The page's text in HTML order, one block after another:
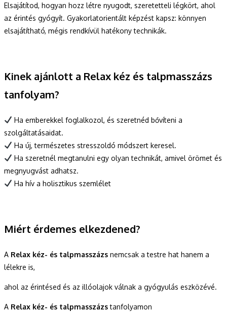
Elsajátítod, hogyan hozz létre nyugodt, szeretetteli légkört, ahol
az érintés gyógyít. Gyakorlatorientált képzést kapsz: könnyen
elsajátítható, mégis rendkívül hatékony technikák.
Kinek ajánlott a Relax kéz és talpmasszázs
tanfolyam?
Ha emberekkel foglalkozol, és szeretnéd bővíteni a
szolgáltatásaidat.
Ha új, természetes stresszoldó módszert keresel.
Ha szeretnél megtanulni egy olyan technikát, amivel örömet és
megnyugvást adhatsz.
Ha hív a holisztikus szemlélet
Miért érdemes elkezdened?
A Relax kéz- és talpmasszázs nemcsak a testre hat hanem a
lélekre is,
ahol az érintésed és az illóolajok válnak a gyógyulás eszközévé.
A Relax kéz- és talpmasszázstanfolyamon